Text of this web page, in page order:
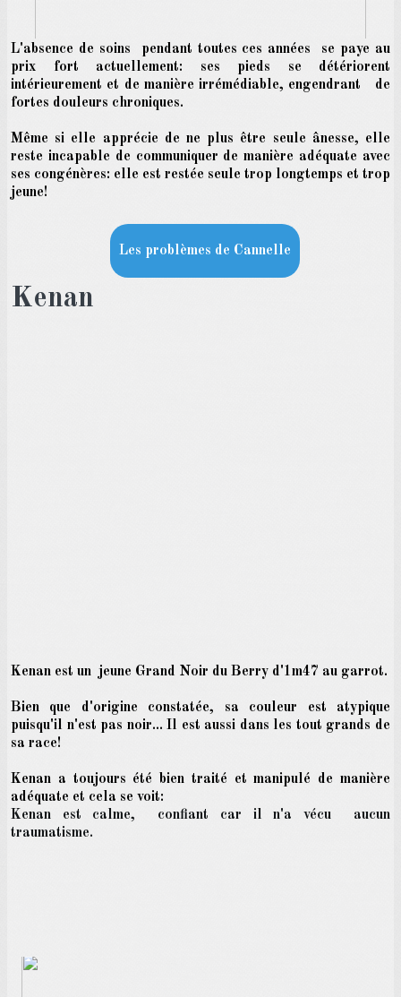
L'absence de soins pendant toutes ces années se paye au
prix fort actuellement: ses pieds se détériorent
intérieurement et de manière irrémédiable, engendrant de
fortes douleurs chroniques.
Même si elle apprécie de ne plus être seule ânesse, elle
reste incapable de communiquer de manière adéquate avec
ses congénères: elle est restée seule trop longtemps et trop
jeune!
Les problèmes de Cannelle
Kenan
Kenan est un jeune Grand Noir du Berry d'1m47 au garrot.
Bien que d'origine constatée, sa couleur est atypique
puisqu'il n'est pas noir... Il est aussi dans les tout grands de
sa race!
Kenan a toujours été bien traité et manipulé de manière
adéquate et cela se voit:
Kenan est calme, confiant car il n'a vécu aucun
traumatisme.